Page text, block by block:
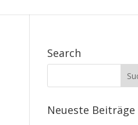
Search
Neueste Beiträge